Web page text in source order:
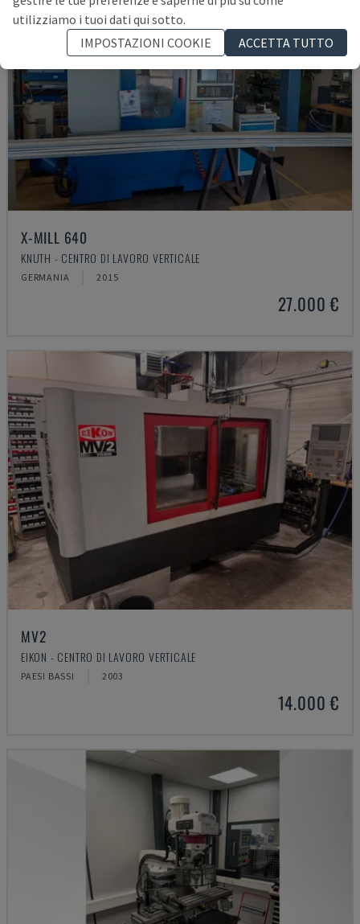
X-MILL 640
KNUTH - CENTRO DI LAVORO VERTICALE
GERMANIA 2015
27.000 €
MV2
EIKON - CENTRO DI LAVORO VERTICALE
PAESI BASSI 2003
14.000 €
utilizziamo i tuoi dati qui sotto.
IMPOSTAZIONI COOKIE
ACCETTA TUTTO